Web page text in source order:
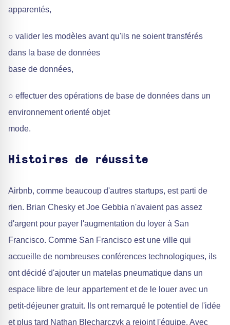
apparentés,
○ valider les modèles avant qu'ils ne soient transférés
dans la base de données
base de données,
○ effectuer des opérations de base de données dans un
environnement orienté objet
mode.
Histoires de réussite
Airbnb, comme beaucoup d'autres startups, est parti de
rien. Brian Chesky et Joe Gebbia n'avaient pas assez
d'argent pour payer l'augmentation du loyer à San
Francisco. Comme San Francisco est une ville qui
accueille de nombreuses conférences technologiques, ils
ont décidé d'ajouter un matelas pneumatique dans un
espace libre de leur appartement et de le louer avec un
petit-déjeuner gratuit. Ils ont remarqué le potentiel de l'idée
et plus tard Nathan Blecharczyk a rejoint l'équipe. Avec